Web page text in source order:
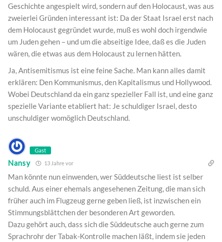
Geschichte angespielt wird, sondern auf den Holocaust, was aus
zweierlei Gründen interessant ist: Da der Staat Israel erst nach
dem Holocaust gegründet wurde, muß es wohl doch irgendwie
um Juden gehen – und um die abseitige Idee, daß es die Juden
wären, die etwas aus dem Holocaust zu lernen hätten.
Ja, Antisemitismus ist eine feine Sache. Man kann alles damit
erklären: Den Kommunismus, den Kapitalismus und Hollywood.
Wobei Deutschland da ein ganz spezieller Fall ist, und eine ganz
spezielle Variante etabliert hat: Je schuldiger Israel, desto
unschuldiger womöglich Deutschland.
Gast
Nansy 13 Jahre vor
Man könnte nun einwenden, wer Süddeutsche liest ist selber
schuld. Aus einer ehemals angesehenen Zeitung, die man sich
früher auch im Flugzeug gerne geben ließ, ist inzwischen ein
Stimmungsblättchen der besonderen Art geworden.
Dazu gehört auch, dass sich die Süddeutsche auch gerne zum
Sprachrohr der Tabak-Kontrolle machen läßt, indem sie jeden